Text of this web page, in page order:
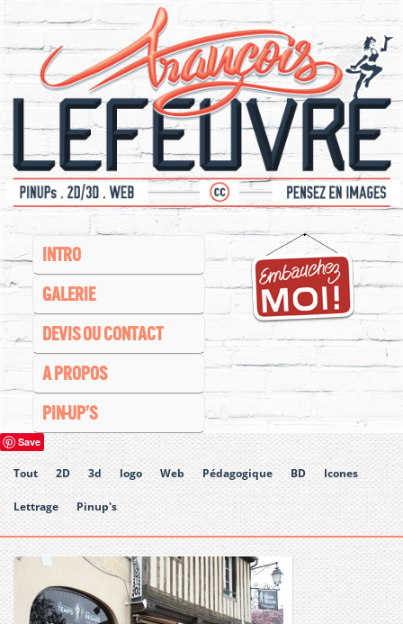
INTRO
GALERIE
DEVIS OU CONTACT
A PROPOS
PIN-UP’S
Save
Tout 2D 3d logo Web Pédagogique BD Icones
Lettrage Pinup's